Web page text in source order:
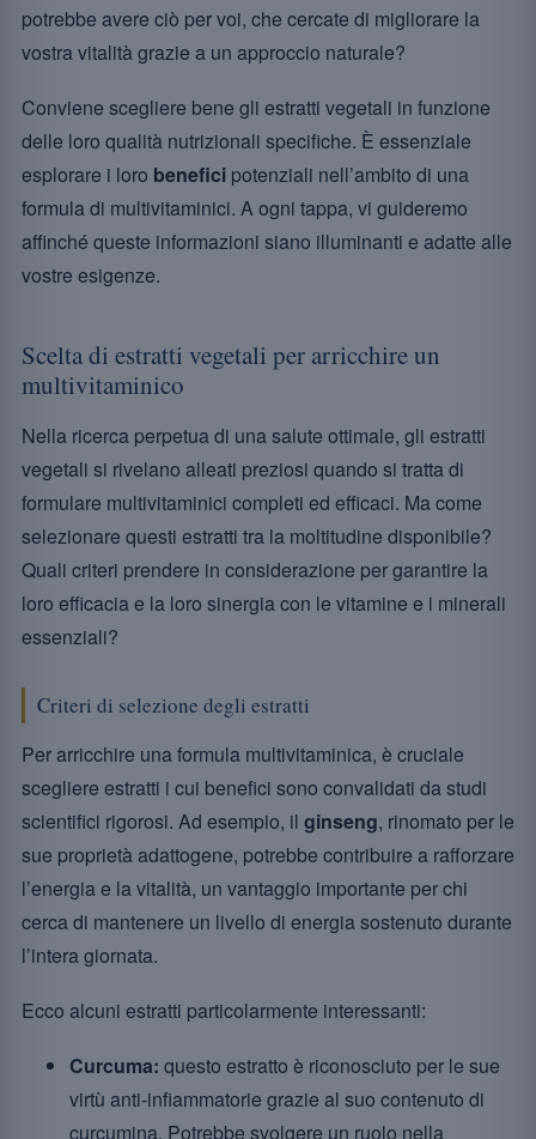
potrebbe avere ciò per voi, che cercate di migliorare la
vostra vitalità grazie a un approccio naturale?
Conviene scegliere bene gli estratti vegetali in funzione
delle loro qualità nutrizionali specifiche. È essenziale
esplorare i loro benefici potenziali nell’ambito di una
formula di multivitaminici. A ogni tappa, vi guideremo
affinché queste informazioni siano illuminanti e adatte alle
vostre esigenze.
Scelta di estratti vegetali per arricchire un
multivitaminico
Nella ricerca perpetua di una salute ottimale, gli estratti
vegetali si rivelano alleati preziosi quando si tratta di
formulare multivitaminici completi ed efficaci. Ma come
selezionare questi estratti tra la moltitudine disponibile?
Quali criteri prendere in considerazione per garantire la
loro efficacia e la loro sinergia con le vitamine e i minerali
essenziali?
Criteri di selezione degli estratti
Per arricchire una formula multivitaminica, è cruciale
scegliere estratti i cui benefici sono convalidati da studi
scientifici rigorosi. Ad esempio, il ginseng, rinomato per le
sue proprietà adattogene, potrebbe contribuire a rafforzare
l’energia e la vitalità, un vantaggio importante per chi
cerca di mantenere un livello di energia sostenuto durante
l’intera giornata.
Ecco alcuni estratti particolarmente interessanti:
Curcuma: questo estratto è riconosciuto per le sue
virtù anti-infiammatorie grazie al suo contenuto di
curcumina. Potrebbe svolgere un ruolo nella